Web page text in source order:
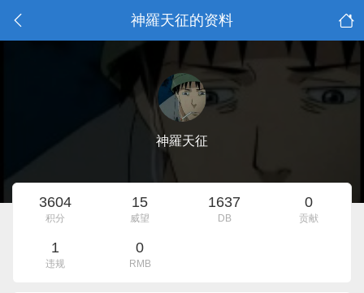
神羅天征的资料
神羅天征
3604
积分
15
威望
1637
DB
0
贡献
1
违规
0
RMB